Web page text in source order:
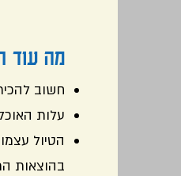
מה עוד
חשוב
עלות
הטיול
בהוצאות